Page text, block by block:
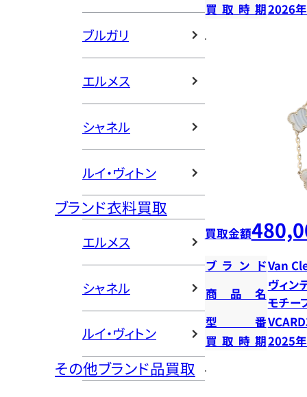
ブルガリ
エルメス
シャネル
ルイ・ヴィトン
ブランド衣料買取
エルメス
シャネル
ルイ・ヴィトン
その他ブランド品買取
買取時期2026
買取金額
ブランドVan
商品名
ヴィン
モチー
型番
買取時期2025